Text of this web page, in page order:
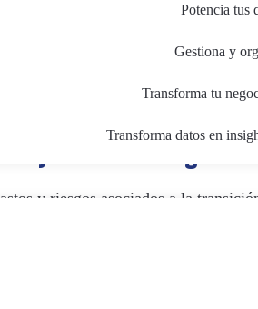
Potencia tus
Gestiona y
Transforma tu
Transforma datos en
a tus necesidades
web
los 7
para la transición de
que aporta a tu negocio.
y datos del antiguo CMS
y riesgos asociados a la
de forma óptima para que tu
a tu nuevo CMS web, el primer
todo tu contenido y tus datos,